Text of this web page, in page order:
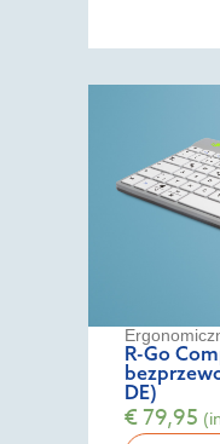
R-Go
DE)
€79,95